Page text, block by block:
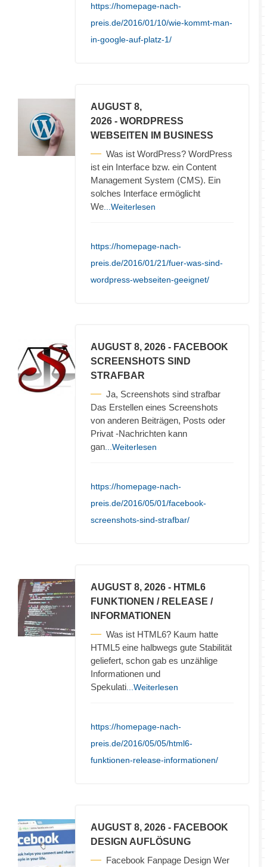
https://homepage-nach-
preis.de/2016/01/10/wie-kommt-man-
in-google-auf-platz-1/
AUGUST 8,
2026 - WORDPRESS
WEBSEITEN IM BUSINESS
Was ist WordPress? WordPress
ist ein Interface bzw. ein Content
Management System (CMS). Ein
solches Interface ermöglicht
We ...Weiterlesen
https://homepage-nach-
preis.de/2016/01/21/fuer-was-sind-
wordpress-webseiten-geeignet/
AUGUST 8, 2026 - FACEBOOK
SCREENSHOTS SIND
STRAFBAR
Ja, Screenshots sind strafbar
Das Erstellen eines Screenshots
von anderen Beiträgen, Posts oder
Privat -Nachrichten kann
gan ...Weiterlesen
https://homepage-nach-
preis.de/2016/05/01/facebook-
screenshots-sind-strafbar/
AUGUST 8, 2026 - HTML6
FUNKTIONEN / RELEASE /
INFORMATIONEN
Was ist HTML6? Kaum hatte
HTML5 eine halbwegs gute Stabilität
geliefert, schon gab es unzählige
Informationen und
Spekulati ...Weiterlesen
https://homepage-nach-
preis.de/2016/05/05/html6-
funktionen-release-informationen/
AUGUST 8, 2026 - FACEBOOK
DESIGN AUFLÖSUNG
Facebook Fanpage Design Wer